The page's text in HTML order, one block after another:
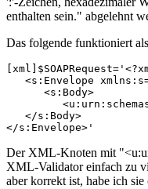
enthalten sein." abgelehnt
Das folgende funktioniert
<s:Envelope
      <s:Body>
   </s:Body>
</s:Envelope>'
Der XML-Knoten mit
XML-Validator einfach zu
aber korrekt ist, habe ich